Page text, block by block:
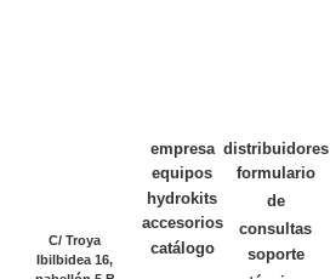
C/ Troya
Ibilbidea 16,
empresa
equipos
hydrokits
accesorios
catálogo
distribuidores
formulario
de
consultas
soporte